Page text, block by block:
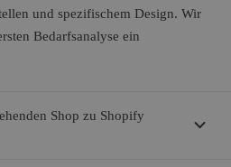
und spezifischem Design. Wir
Bedarfsanalyse ein
Shop zu Shopify